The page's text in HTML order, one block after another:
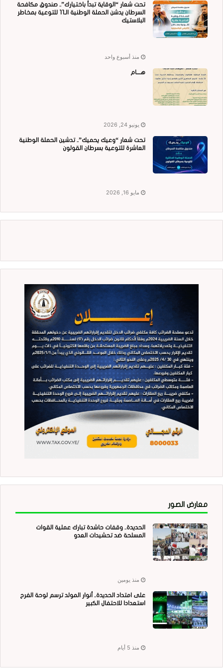
تحت شعار “الوقاية تبدأ باختيارك”.. صندوق مكافحة
السرطان يدشن الحملة الوطنية الـ11 للتوعية بمخاطر
البلاستيك
منذ أسبوع واحد
هــــام
يونيو 24, 2026
تحت شعار “وعيك يحميك”.. تدشين الحملة الوطنية
العاشرة للتوعية بسرطان القولون
مايو 16, 2026
معارض الصور
الحديدة.. وقفات حاشدة تبارك عملية القوات
المسلحة ضد تحشيدات العدو
منذ يومين
على امتداد الحديدة.. أنوار المولد ترسم لوحة الفرح
استعدادا للاحتفال الكبير
منذ 5 أيام